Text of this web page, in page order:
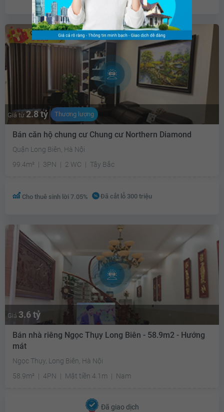
Giá từ 2.8 tỷ Thương lượng
3 triệu
Bán căn hộ chung cư Chung cư Northern Diamond
Quận Long Biên, Hà Nội
99.4m²
3PN 2 WC Tây Bắc
Cho thuê sinh lời 7.05% Đã cắt lỗ 300 triệu
Giá 3.6 tỷ
Bán nhà riêng Ngọc Thụy Long Biên - 58.9m2 - Hướng
mát
Ngọc Thụy, Long Biên, Hà Nội
58.9m²
4PN Mặt tiền 4.1m Nam
Đã giao dịch